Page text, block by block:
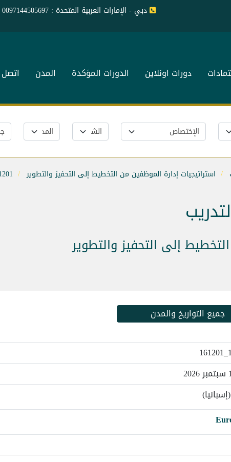
دبي - الإمارات العربية المتحدة : 0097144505697
دورات اونلاين الدورات المؤكدة المدن اتصل
استراتيجيات إدارة الموظفين من التخطيط إلى التحفيز والتطوير
إلى التحفيز والتطوير
جميع التواريخ والمدن